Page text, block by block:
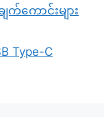
က်ကောင်းများ
Type-C